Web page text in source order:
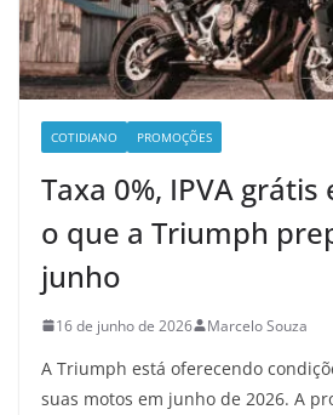
COTIDIANO PROMOÇÕES
Taxa 0%, IPVA grátis
o que a Triumph
junho
16 de junho de 2026 Marcelo Souza
A Triumph está oferecendo
suas motos em junho de 2026. A